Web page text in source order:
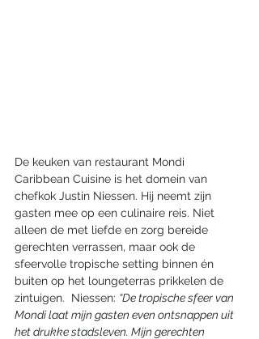
De keuken van restaurant Mondi
Caribbean Cuisine is het domein van
chefkok Justin Niessen. Hij neemt zijn
gasten mee op een culinaire reis. Niet
alleen de met liefde en zorg bereide
gerechten verrassen, maar ook de
sfeervolle tropische setting binnen én
buiten op het loungeterras prikkelen de
zintuigen.  Niessen: “De tropische sfeer van
Mondi laat mijn gasten even ontsnappen uit
het drukke stadsleven. Mijn gerechten